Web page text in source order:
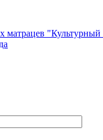
матрацев "Культурный